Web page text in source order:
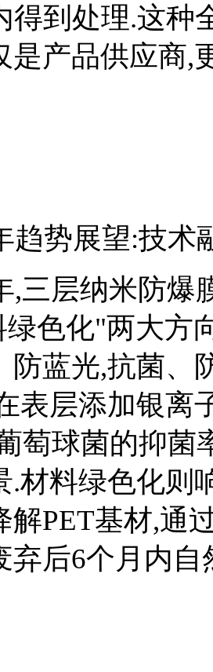
得到处理.这种
是产品供应商,
趋势展望:技术
,三层纳米防
色化"两大方
防蓝光,抗菌、
表层添加银离
萄球菌的抑菌
.材料绿色化则
解PET基材,通
弃后6个月内